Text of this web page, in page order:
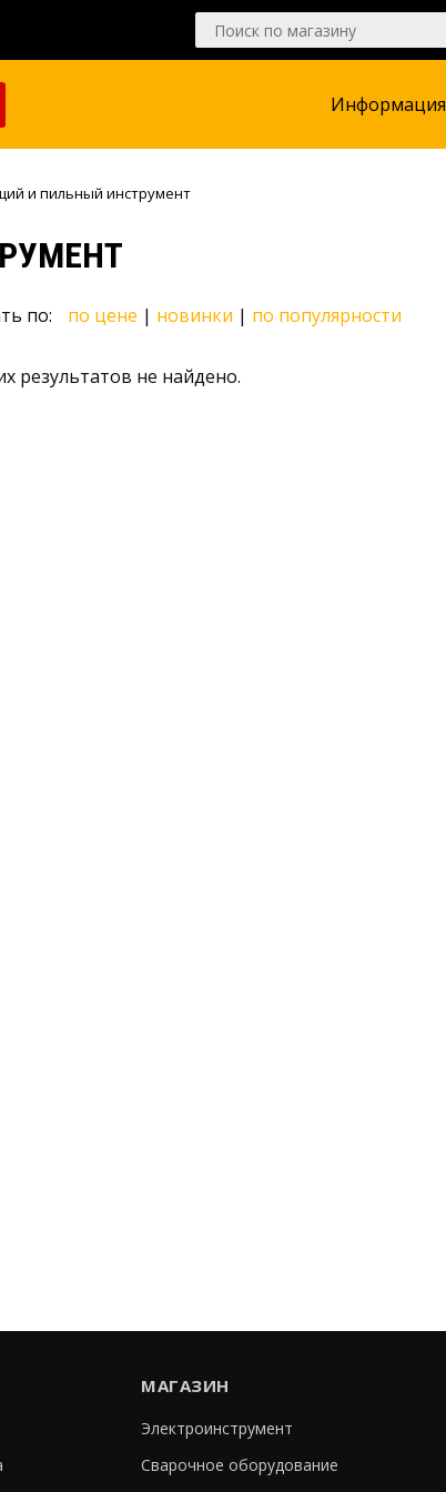
Информация
и пильный инструмент
по: по цене | новинки | по популярности
результатов не найдено.
МАГАЗИН
Электроинструмент
Сварочное оборудование